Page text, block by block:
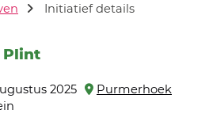
Initiatief details
Plint
2025
Purmerhoek